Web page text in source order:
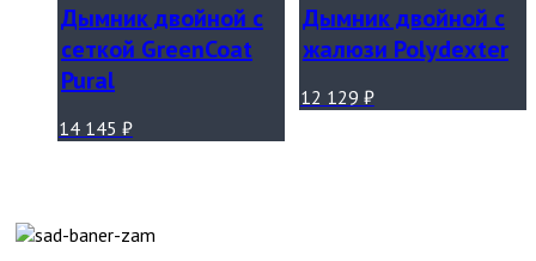
Дымник двойной с
сеткой GreenCoat
Pural
14 145 ₽
Дымник двойной с
жалюзи Polydexter
12 129 ₽